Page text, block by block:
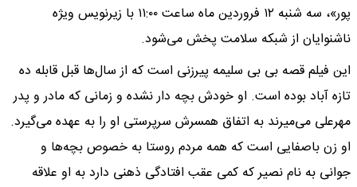
پور»، سه شنبه ۱۲ فروردین ماه ساعت ۱۱:۰۰ با زیرنویس ویژه
ناشنوایان از شبکه سلامت پخش می‌شود.
این فیلم قصه بی بی سلیمه پیرزنی است که از سال‌ها قبل قابله ده
تازه آباد بوده است. او خودش بچه دار نشده و زمانی که مادر و پدر
مهرعلی می‌میرند به اتفاق همسرش سرپرستی او را به عهده می‌گیرد.
او زن باصفایی است که همه مردم روستا به خصوص بچه‌ها و
جوانی به نام نصیر که کمی عقب افتادگی ذهنی دارد به او علاقه